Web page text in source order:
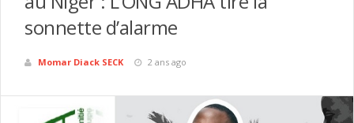
sonnette d’alarme
Momar Diack SECK 2 ans ago